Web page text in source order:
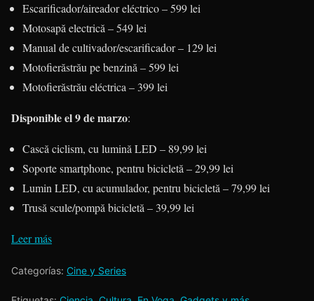
Escarificador/aireador eléctrico – 599 lei
Motosapă electrică – 549 lei
Manual de cultivador/escarificador – 129 lei
Motofierăstrău pe benzină – 599 lei
Motofierăstrău eléctrica – 399 lei
Disponible el 9 de marzo:
Cască ciclism, cu lumină LED – 89,99 lei
Soporte smartphone, pentru bicicletă – 29,99 lei
Lumin LED, cu acumulador, pentru bicicletă – 79,99 lei
Trusă scule/pompă bicicletă – 39,99 lei
Leer más
Categorías: Cine y Series